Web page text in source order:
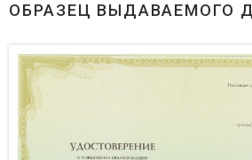
ОБРАЗЕЦ ВЫДАВАЕМОГО